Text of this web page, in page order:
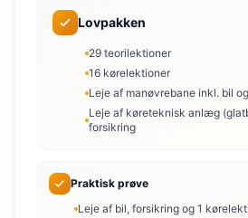
Lovpakken
29 teorilektioner
16 kørelektioner
Leje af manøvrebane inkl. bil
Leje af køreteknisk anlæg
forsikring
Praktisk prøve
Leje af bil, forsikring og 1